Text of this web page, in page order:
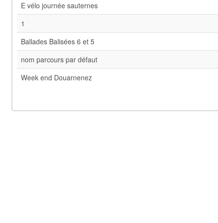
E vélo journée sauternes
1
Ballades Balisées 6 et 5
nom parcours par défaut
Week end Douarnenez